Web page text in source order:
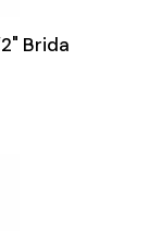
Brida